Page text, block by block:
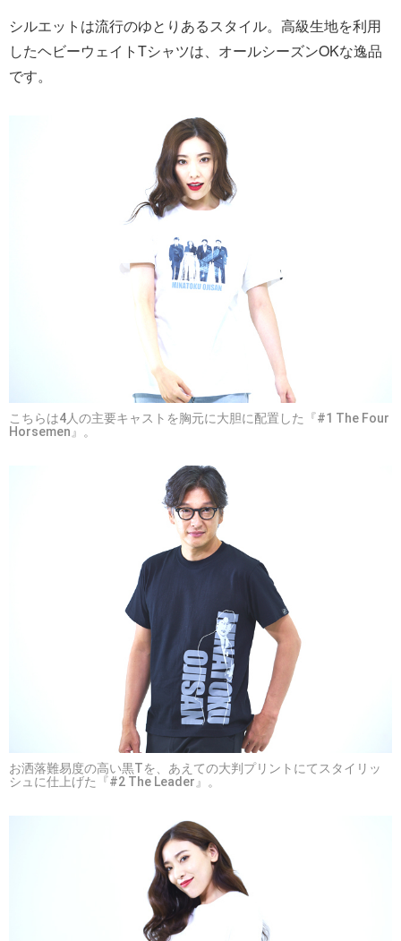
シルエットは流行のゆとりあるスタイル。高級生地を利用
したヘビーウェイトTシャツは、オールシーズンOKな逸品
です。
こちらは4人の主要キャストを胸元に大胆に配置した『#1 The Four
Horsemen』。
お洒落難易度の高い黒Tを、あえての大判プリントにてスタイリッ
シュに仕上げた『#2 The Leader』。